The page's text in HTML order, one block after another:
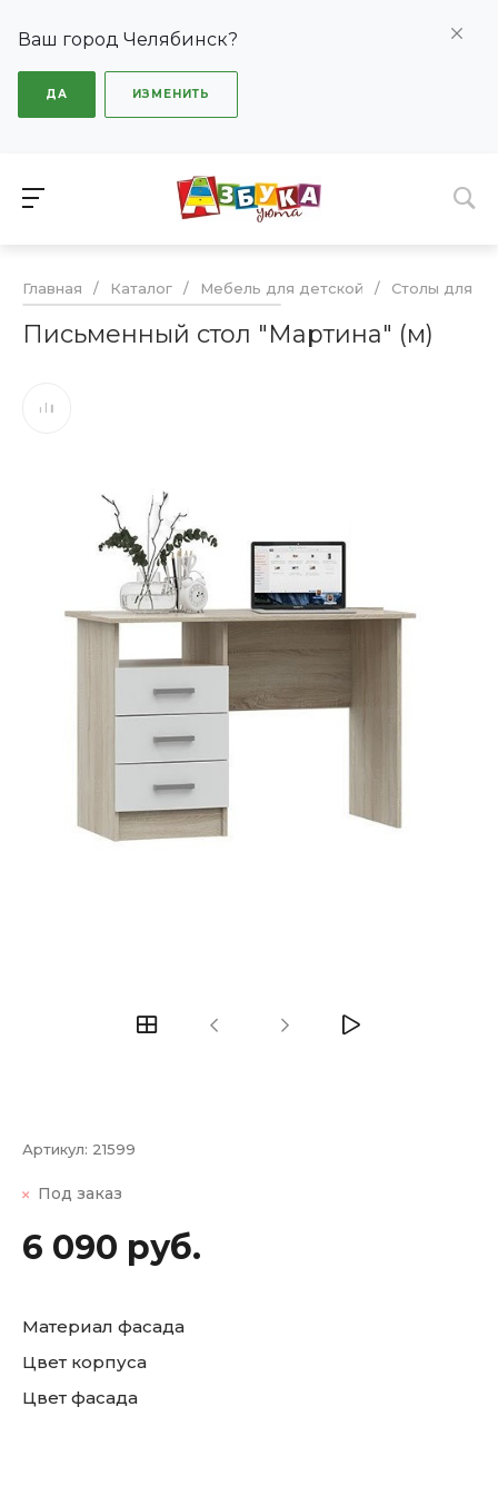
Ваш город Челябинск?
ДА ИЗМЕНИТЬ
Главная / Каталог / Мебель для детской / Столы для
Письменный стол "Мартина" (м)
Артикул: 21599
Под заказ
6 090 руб.
Материал фасада
Цвет корпуса
Цвет фасада